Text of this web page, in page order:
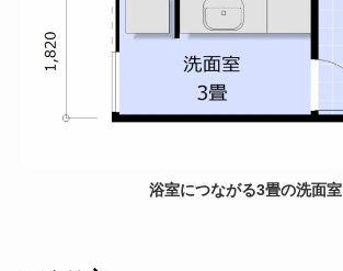
浴室につながる3畳の洗面室